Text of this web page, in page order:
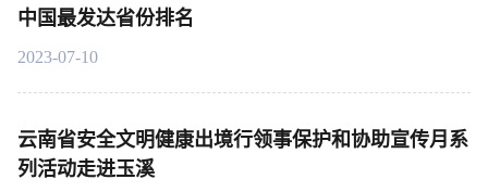
中国最发达省份排名
2023-07-10
云南省安全文明健康出境行领事保护和协助宣传月系
列活动走进玉溪